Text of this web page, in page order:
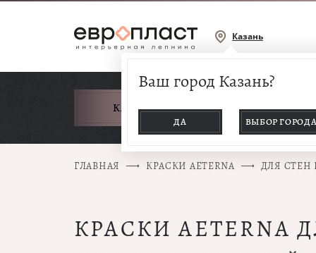
Казань
Ваш город Казань?
ДА ВЫБОР ГОРОДА
КАТАЛОГ ТОВАРОВ
ГЛАВНАЯ КРАСКИ AETERNA ДЛЯ СТЕН
КРАСКИ